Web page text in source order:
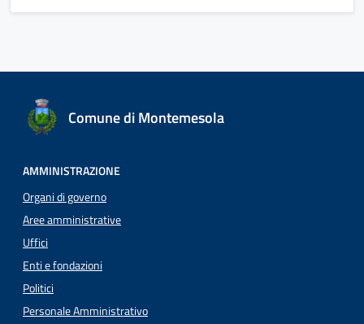
Comune di Montemesola
AMMINISTRAZIONE
Organi di governo
Aree amministrative
Uffici
Enti e fondazioni
Politici
Personale Amministrativo